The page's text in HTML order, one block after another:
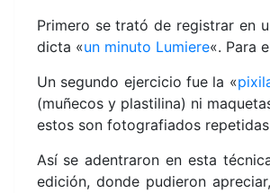
Primero se trató de registrar en
dicta «un minuto Lumiere«. Para
Un segundo ejercicio fue la «
(muñecos y plastilina) ni
estos son fotografiados
Así se adentraron en esta
edición, donde pudieron